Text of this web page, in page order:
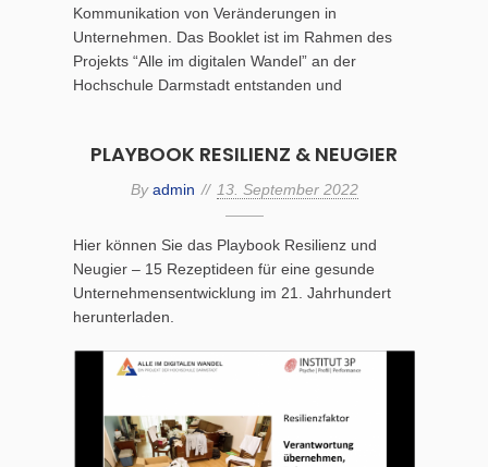
Kommunikation von Veränderungen in
Unternehmen. Das Booklet ist im Rahmen des
Projekts “Alle im digitalen Wandel” an der
Hochschule Darmstadt entstanden und
PLAYBOOK RESILIENZ & NEUGIER
Byadmin 13. September 2022
Hier können Sie das Playbook Resilienz und
Neugier – 15 Rezeptideen für eine gesunde
Unternehmensentwicklung im 21. Jahrhundert
herunterladen.